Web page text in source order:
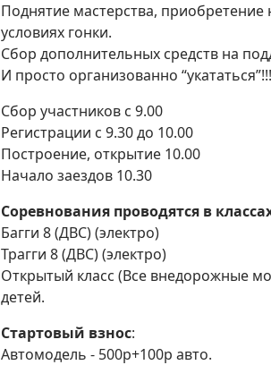
Поднятие мастерства,
условиях гонки.
Сбор дополнительных средств на
И просто организованно “укататься”!!!
Сбор участников с 9.00
Регистрации с 9.30 до 10.00
Построение, открытие 10.00
Начало заездов 10.30
Соревнования проводятся в
Багги 8 (ДВС) (электро)
Трагги 8 (ДВС) (электро)
Открытый класс (Все внедорожные
детей.
Стартовый взнос:
Автомодель - 500р+100р авто.